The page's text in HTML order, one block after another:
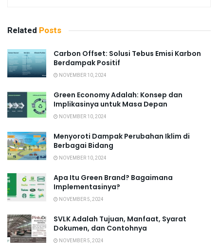
Related Posts
Carbon Offset: Solusi Tebus Emisi Karbon
Berdampak Positif
NOVEMBER 10, 2024
Green Economy Adalah: Konsep dan
Implikasinya untuk Masa Depan
NOVEMBER 10, 2024
Menyoroti Dampak Perubahan Iklim di
Berbagai Bidang
NOVEMBER 10, 2024
Apa Itu Green Brand? Bagaimana
Implementasinya?
NOVEMBER 5, 2024
SVLK Adalah Tujuan, Manfaat, Syarat
Dokumen, dan Contohnya
NOVEMBER 5, 2024